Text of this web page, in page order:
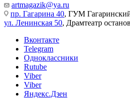
artmagazik@ya.ru
пр. Гагарина 40, ГУМ
ул. Ленинская 50, Драмтеатр
Вконтакте
Telegram
Одноклассники
Rutube
Viber
Viber
Яндекс.Дзен